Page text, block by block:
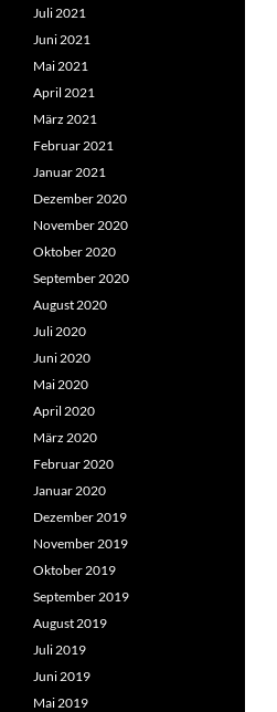
Juli 2021
Juni 2021
Mai 2021
April 2021
März 2021
Februar 2021
Januar 2021
Dezember 2020
November 2020
Oktober 2020
September 2020
August 2020
Juli 2020
Juni 2020
Mai 2020
April 2020
März 2020
Februar 2020
Januar 2020
Dezember 2019
November 2019
Oktober 2019
September 2019
August 2019
Juli 2019
Juni 2019
Mai 2019